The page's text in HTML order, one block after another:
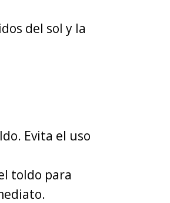
del sol y la
Evita el uso
toldo para